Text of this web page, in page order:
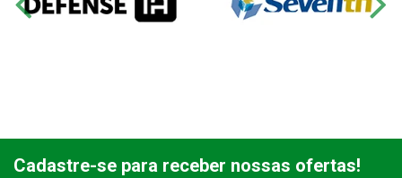
Cadastre-se para receber nossas ofertas!